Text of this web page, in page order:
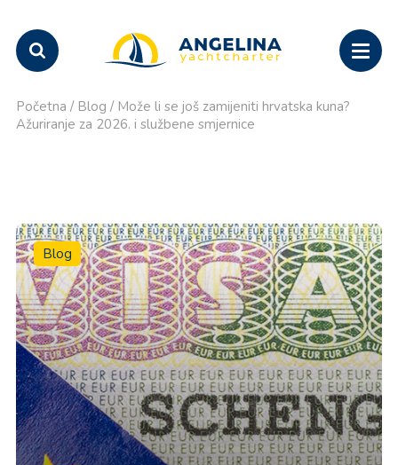
Početna / Blog / Može li se još zamijeniti hrvatska kuna?
Ažuriranje za 2026. i službene smjernice
Blog